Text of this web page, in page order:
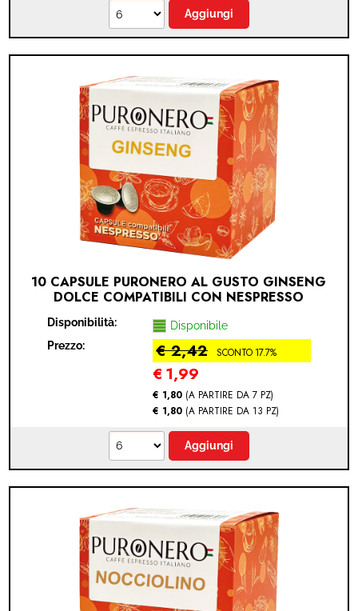
10 CAPSULE PURONERO AL GUSTO GINSENG
DOLCE COMPATIBILI CON NESPRESSO
Disponibilità:
Disponibile
Prezzo:
€ 2,42 SCONTO 17.7%
€ 1,99
€ 1,80 (A PARTIRE DA 7 PZ)
€ 1,80 (A PARTIRE DA 13 PZ)